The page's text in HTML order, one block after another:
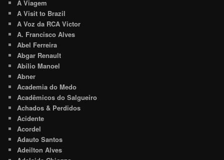
A Viagem
A Visit to Brazil
A Voz da RCA Victor
A. Francisco Alves
Abel Ferreira
Abgar Renault
Abílio Manoel
Abner
Academia do Medo
Acadêmicos do Salgueiro
Achados & Perdidos
Acidente
Acordel
Adauto Santos
Adeilton Alves